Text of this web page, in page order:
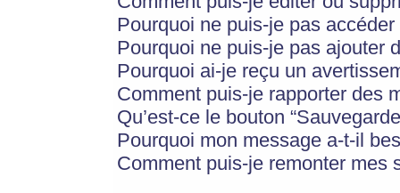
Pourquoi ne puis-je pas
Pourquoi ne puis-je pas ajouter
Pourquoi ai-je reçu un
Comment puis-je rapporter des
Qu’est-ce le bouton
Pourquoi mon message a-t-il
Comment puis-je remonter mes